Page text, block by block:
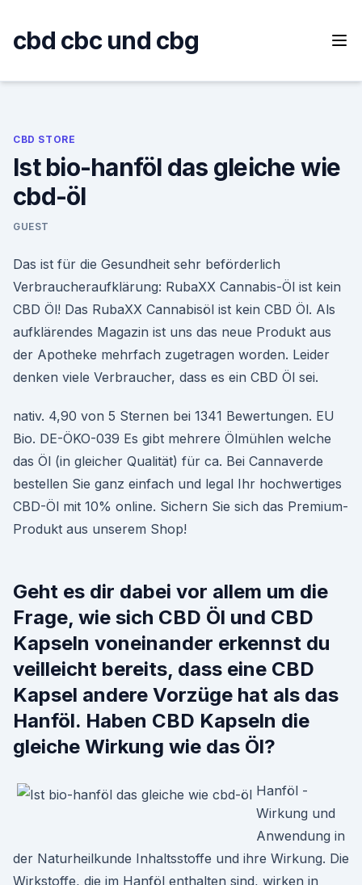
content
cbd cbc und cbg
CBD STORE
Ist bio-hanföl das gleiche wie
cbd-öl
GUEST
Das ist für die Gesundheit sehr beförderlich
Verbraucheraufklärung: RubaXX Cannabis-Öl ist kein
CBD Öl! Das RubaXX Cannabisöl ist kein CBD Öl. Als
aufklärendes Magazin ist uns das neue Produkt aus
der Apotheke mehrfach zugetragen worden. Leider
denken viele Verbraucher, dass es ein CBD Öl sei.
nativ. 4,90 von 5 Sternen bei 1341 Bewertungen. EU
Bio. DE-ÖKO-039 Es gibt mehrere Ölmühlen welche
das Öl (in gleicher Qualität) für ca. Bei Cannaverde
bestellen Sie ganz einfach und legal Ihr hochwertiges
CBD-Öl mit 10% online. Sichern Sie sich das Premium-
Produkt aus unserem Shop!
Geht es dir dabei vor allem um die
Frage, wie sich CBD Öl und CBD
Kapseln voneinander erkennst du
veilleicht bereits, dass eine CBD
Kapsel andere Vorzüge hat als das
Hanföl. Haben CBD Kapseln die
gleiche Wirkung wie das Öl?
Hanföl -
Wirkung und
Anwendung in
der Naturheilkunde Inhaltsstoffe und ihre Wirkung. Die
Wirkstoffe, die im Hanföl enthalten sind, wirken in